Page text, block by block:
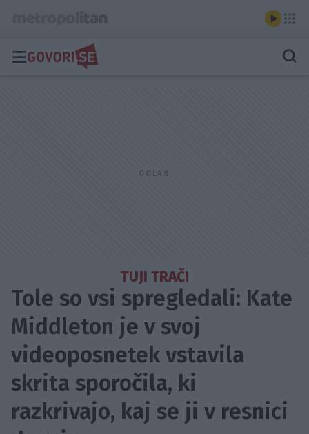
TUJI TRAČI
Tole so vsi spregledali: Kate
Middleton je v svoj
videoposnetek vstavila
skrita sporočila, ki
razkrivajo, kaj se ji v resnici